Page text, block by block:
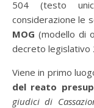
504 (testo
considerazione le
MOG (modello di
decreto legislativo
Viene in primo
del reato
giudici di